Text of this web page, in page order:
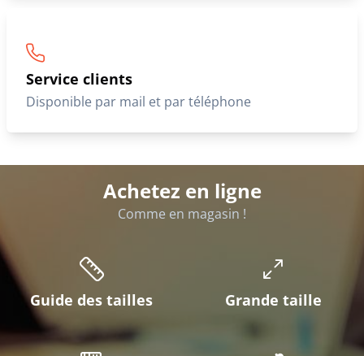
Service clients
Disponible par mail et par téléphone
Achetez en ligne
Comme en magasin !
Guide des tailles Grande taille